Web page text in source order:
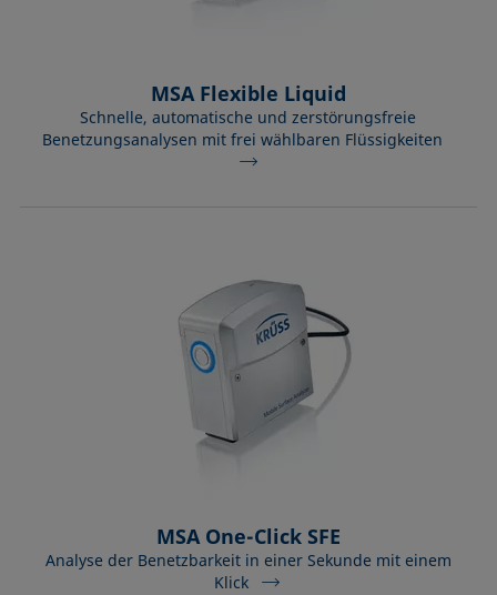
MSA Flexible Liquid
Schnelle, automatische und zerstörungsfreie
Benetzungsanalysen mit frei wählbaren Flüssigkeiten
MSA One-Click SFE
Analyse der Benetzbarkeit in einer Sekunde mit einem
Klick